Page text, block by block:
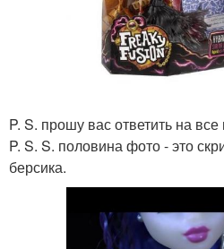
P. S. прошу вас ответить на
P. S. S. половина фото - это
берсика.